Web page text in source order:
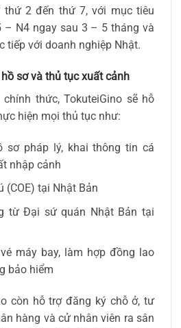
2 đến thứ 7, với mục tiêu
– N4 ngay sau 3 – 5 tháng và
tiếp với doanh nghiệp Nhật.
sơ và thủ tục xuất cảnh
thức, TokuteiGino sẽ hỗ
hiện mọi thủ tục như:
sơ pháp lý, khai thông tin cá
nhập cảnh
(COE) tại Nhật Bản
từ Đại sứ quán Nhật Bản tại
máy bay, làm hợp đồng lao
bảo hiểm
còn hỗ trợ đăng ký chỗ ở, tư
hàng và cử nhân viên ra sân